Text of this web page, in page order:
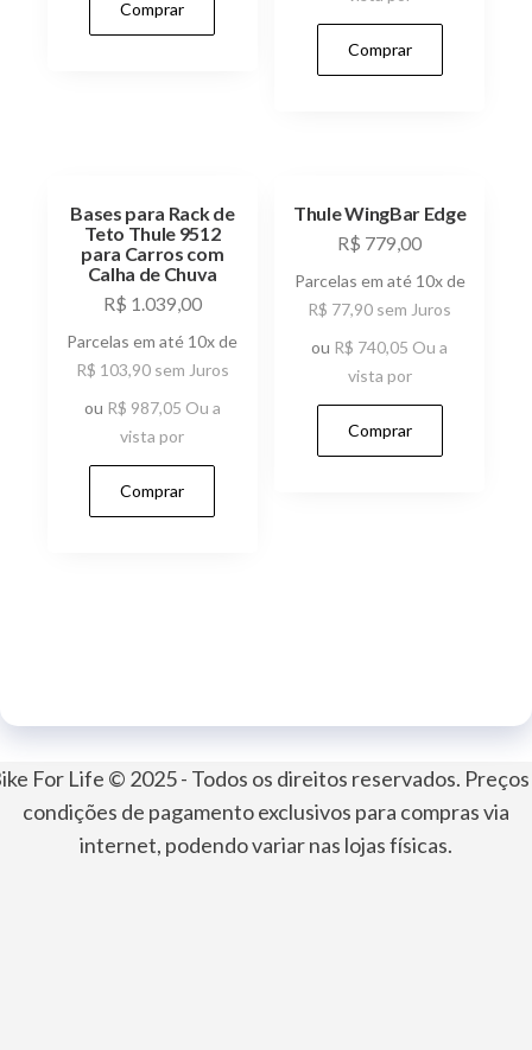
Comprar
Comprar
Bases para Rack de
Teto Thule 9512
para Carros com
Calha de Chuva
R$ 1.039,00
Parcelas em até 10x de
R$ 103,90 sem Juros
ou R$ 987,05 Ou a
vista por
Comprar
Thule WingBar Edge
R$ 779,00
Parcelas em até 10x de
R$ 77,90 sem Juros
ou R$ 740,05 Ou a
vista por
Comprar
For Life © 2025 - Todos os direitos reservados. Preços
condições de pagamento exclusivos para compras via
internet, podendo variar nas lojas físicas.